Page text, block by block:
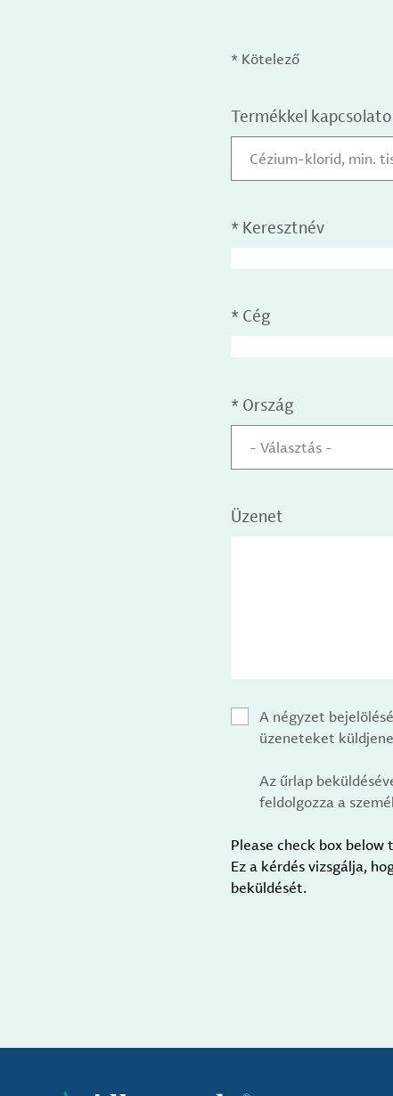
* Kötelező
Termékkel
Cézium-klorid, min.
* Keresztnév
* Cég
* Ország
- Választás -
Üzenet
A négyzet
üzeneteket
Az űrlap
feldolgozza a
Please check box below
Ez a kérdés vizsgálja,
beküldését.